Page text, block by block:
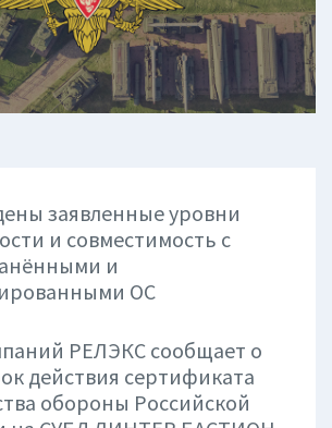
заявленные уровни
и совместимость с
и
ОС
РЕЛЭКС сообщает о
действия сертификата
обороны Российской